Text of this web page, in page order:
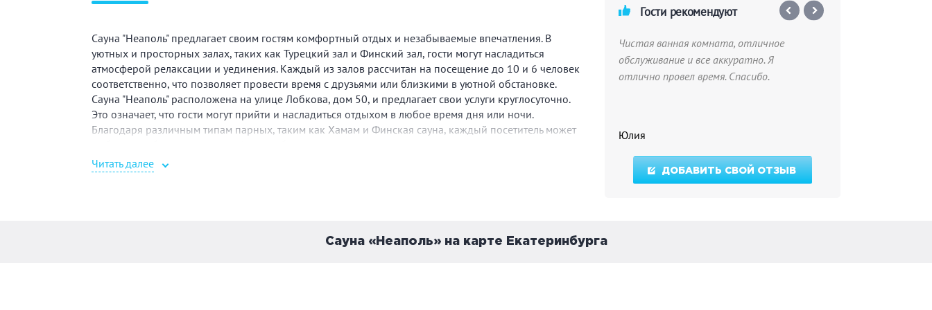
Сауна "Неаполь" предлагает своим гостям комфортный отдых и незабываемые впечатления. В
уютных и просторных залах, таких как Турецкий зал и Финский зал, гости могут насладиться
атмосферой релаксации и уединения. Каждый из залов рассчитан на посещение до 10 и 6 человек
соответственно, что позволяет провести время с друзьями или близкими в уютной обстановке.
Сауна "Неаполь" расположена на улице Лобкова, дом 50, и предлагает свои услуги круглосуточно.
Это означает, что гости могут прийти и насладиться отдыхом в любое время дня или ночи.
Благодаря различным типам парных, таким как Хамам и Финская сауна, каждый посетитель может
Владелец сауны "Неаполь" гордится своим заведением и стремится создать уникальную и
интересную атмосферу для каждого гостя. Он уверен, что каждый, кто посетит его сауну, останется
Читать далее
Гости рекомендуют
Недавно посетила сауну «Неаполь» и
осталась очень довольна! Просторные
комнаты, чистота на высшем уровне и
приятная атмосфера. Персонал
вежливый и отзывчивый, помогли с
выбором услуг. Отличное место для
Ева Захарова
Чистая ванная комната, отличное
обслуживание и все аккуратно. Я
отлично провел время. Спасибо.
Юлия
ДОБАВИТЬ СВОЙ ОТЗЫВ
Сауна «Неаполь» на карте Екатеринбурга